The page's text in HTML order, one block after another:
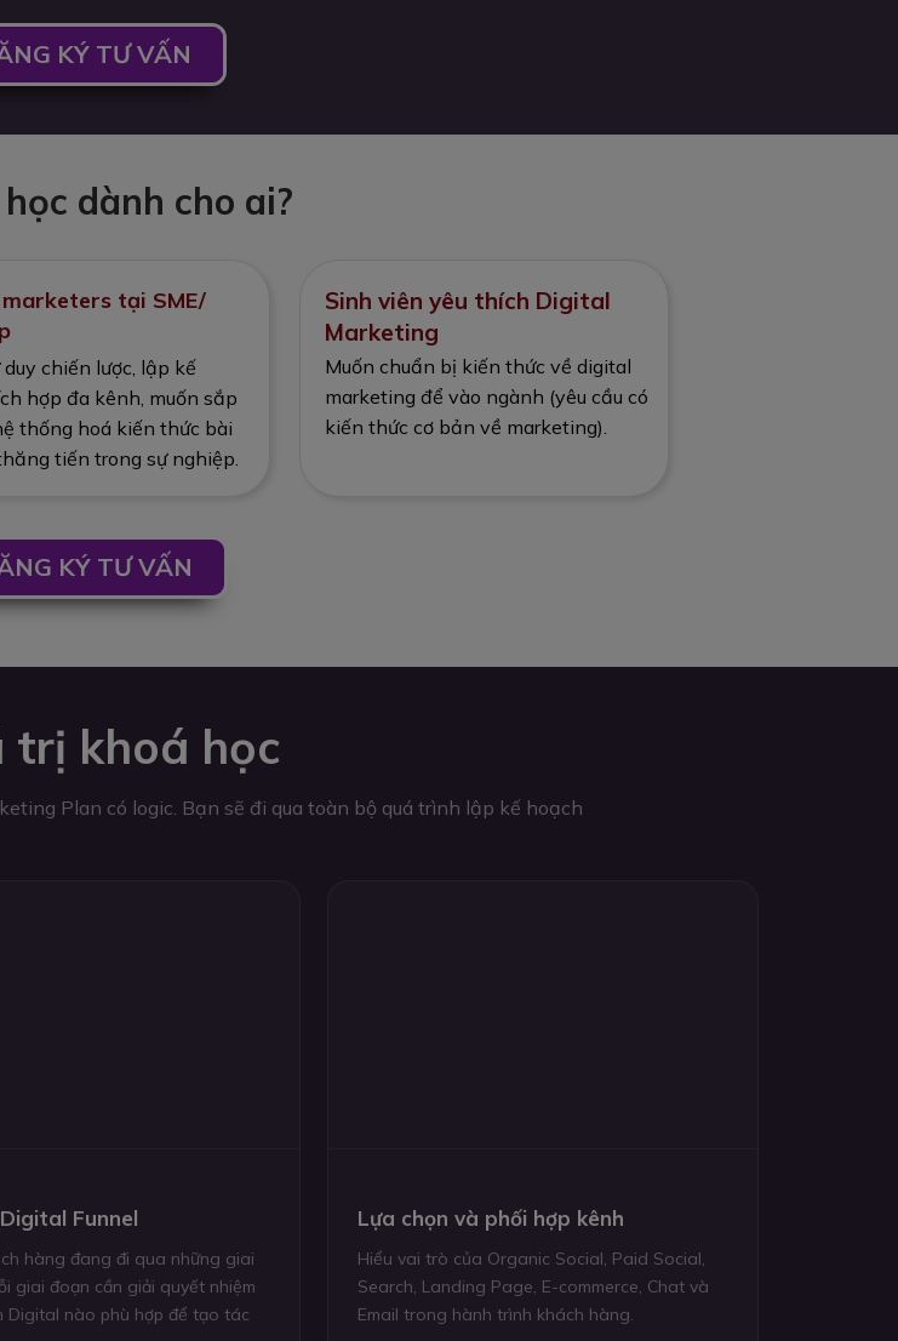
KÝ TƯ VẤN
dành cho ai?
chiến lược, lập kế
hợp đa kênh, muốn sắp
thống hoá kiến thức bài
tiến trong sự nghiệp.
tại SME/
Muốn chuẩn bị kiến thức về digital
marketing để vào ngành (yêu cầu có
kiến thức cơ bản về marketing).
Sinh viên yêu thích Digital
Marketing
KÝ TƯ VẤN
trị khoá học
Plan có logic. Bạn sẽ đi qua toàn bộ quá trình lập kế hoạch
Funnel
hàng đang đi qua những giai
giai đoạn cần giải quyết nhiệm
Digital nào phù hợp để tạo tác
Lựa chọn và phối hợp kênh
Hiểu vai trò của Organic Social, Paid Social,
Search, Landing Page, E-commerce, Chat và
Email trong hành trình khách hàng.